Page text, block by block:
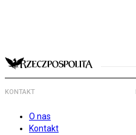
KONTAKT
O nas
Kontakt